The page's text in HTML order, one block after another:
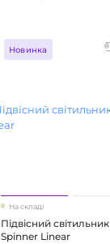
Новинка
На складі
Підвісний світильник
Spinner Linear